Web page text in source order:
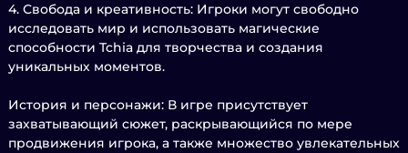
4. Свобода и креативность: Игроки могут свободно
исследовать мир и использовать магические
способности Tchia для творчества и создания
уникальных моментов.
История и персонажи: В игре присутствует
захватывающий сюжет, раскрывающийся по мере
продвижения игрока, а также множество увлекательных